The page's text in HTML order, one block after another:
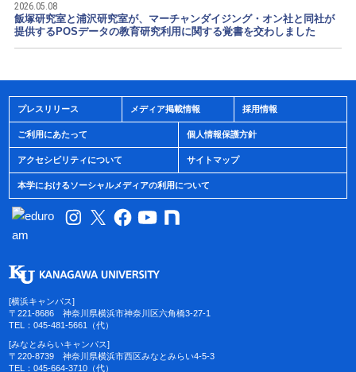
2026.05.08
飯塚研究室と浦沢研究室が、マーチャンダイジング・オン社と同社が
提供するPOSデータの教育研究利用に関する覚書を交わしました
プレスリリース メディア掲載情報 採用情報
ご利用にあたって 個人情報保護方針
アクセシビリティについて サイトマップ
本学におけるソーシャルメディアの利用について
[横浜キャンパス]
〒221-8686 神奈川県横浜市神奈川区六角橋3-27-1
TEL：045-481-5661（代）
[みなとみらいキャンパス]
〒220-8739 神奈川県横浜市西区みなとみらい4-5-3
TEL：045-664-3710（代）